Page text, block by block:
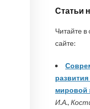
Статьи
Читайте
сайте:
мировой
И.А.,